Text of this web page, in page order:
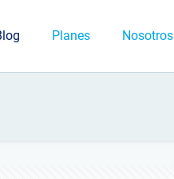
Planes Nosotros